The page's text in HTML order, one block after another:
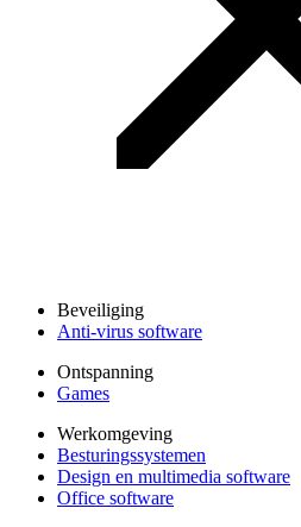
Beveiliging
Anti-virus software
Ontspanning
Games
Werkomgeving
Besturingssystemen
Design en multimedia software
Office software